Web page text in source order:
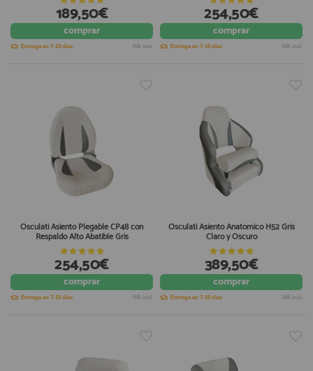
189,50€
comprar
Entrega en 7-10 días IVA incl.
254,50€
comprar
Entrega en 7-10 días IVA incl.
Osculati Asiento Plegable CP48 con
Respaldo Alto Abatible Gris
254,50€
comprar
Entrega en 7-10 días IVA incl.
Osculati Asiento Anatómico H52 Gris
Claro y Oscuro
389,50€
comprar
Entrega en 7-10 días IVA incl.